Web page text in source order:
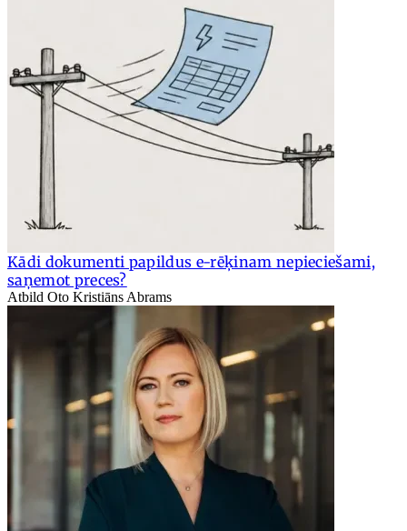
Kādi dokumenti papildus e-rēķinam nepieciešami,
saņemot preces?
Atbild Oto Kristiāns Abrams